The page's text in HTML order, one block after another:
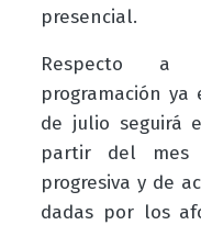
presencial.
Respecto a
programación
de julio seguirá
partir del mes
progresiva y de
dadas por los